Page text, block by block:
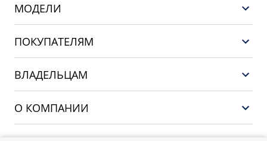
МОДЕЛИ
EX5
PREFACE
CITYRAY
ATLAS
ПОКУПАТЕЛЯМ
ВЛАДЕЛЬЦАМ
О КОМПАНИИ